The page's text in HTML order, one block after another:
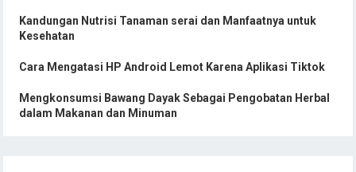
Kandungan Nutrisi Tanaman serai dan Manfaatnya untuk
Kesehatan
Cara Mengatasi HP Android Lemot Karena Aplikasi Tiktok
Mengkonsumsi Bawang Dayak Sebagai Pengobatan Herbal
dalam Makanan dan Minuman